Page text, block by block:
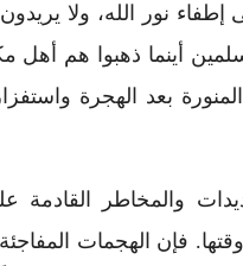
إطفاء نور الله، ولا
أينما ذهبوا هم أهل
بعد الهجرة
والمخاطر
فإن الهجمات